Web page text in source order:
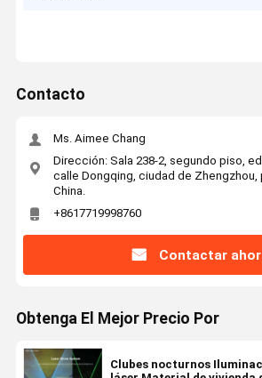
Contacto
Ms. Aimee Chang
Dirección: Sala 238-2, segundo piso,
calle Dongqing, ciudad de Zhengzhou,
China.
+8617719998760
Contactar
Obtenga El Mejor Precio Por
Clubes nocturnos